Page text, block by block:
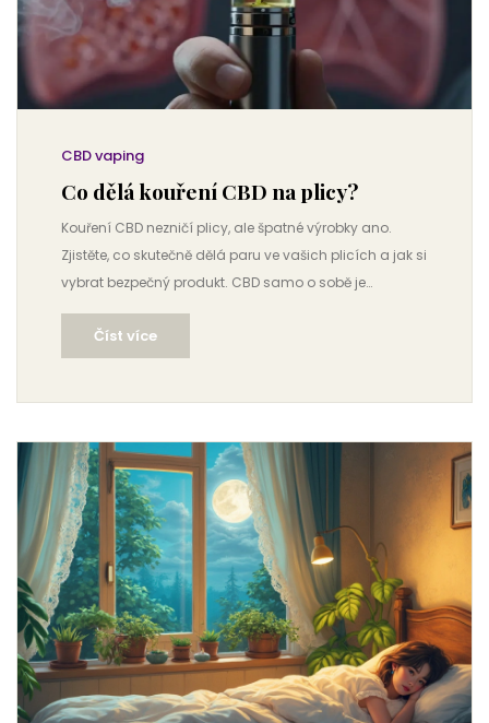
CBD vaping
Co dělá kouření CBD na plicy?
Kouření CBD nezničí plicy, ale špatné výrobky ano.
Zjistěte, co skutečně dělá paru ve vašich plicích a jak si
vybrat bezpečný produkt. CBD samo o sobě je
bezpečné - problém je v přísadách.
Číst více